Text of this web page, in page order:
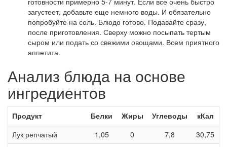
загустеет, добавьте еще немного воды. И обязательно
попробуйте на соль. Блюдо готово. Подавайте сразу,
после приготовления. Сверху можно посыпать тертым
сыром или подать со свежими овощами. Всем приятного
аппетита.
Анализ блюда на основе
ингредиентов
Продукт Белки Жиры Углеводы
кКал
Лук репчатый
1,05 0 7,8
30,75